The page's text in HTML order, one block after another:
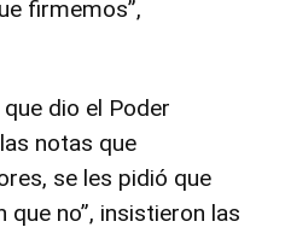
firmemos”,
dio el Poder
notas que
se les pidió que
que no”, insistieron las